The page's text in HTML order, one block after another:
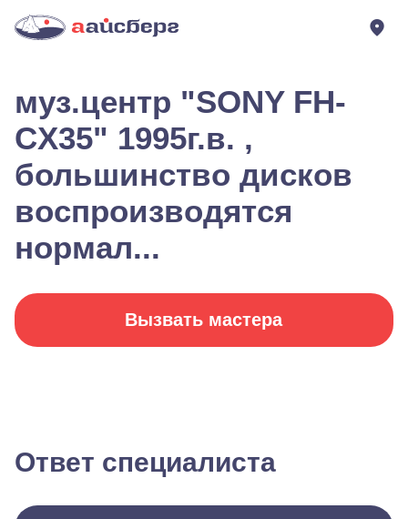
муз.центр "SONY FH-
CX35" 1995г.в. ,
большинство дисков
воспроизводятся
нормал...
Вызвать мастера
Ответ специалиста